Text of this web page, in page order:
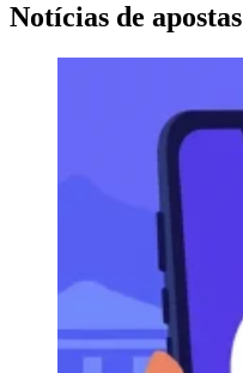
Notícias de apostas